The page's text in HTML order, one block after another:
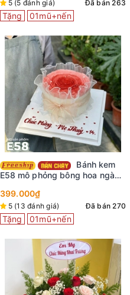
5 (5 đánh giá) Đã bán 263
Tặng 01mũ+nến
E58 mô phỏng bông hoa ngàn
399.000₫
5 (13 đánh giá) Đã bán 270
Tặng 01mũ+nến